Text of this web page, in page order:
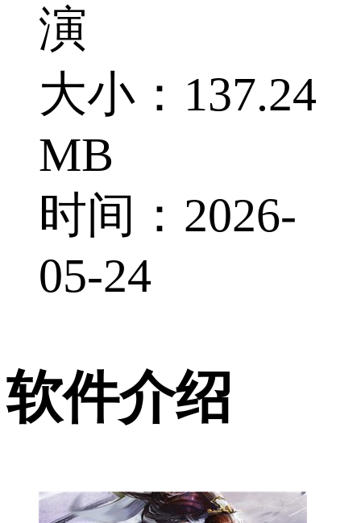
演
大小：137.24
MB
时间：2026-
05-24
软件介绍